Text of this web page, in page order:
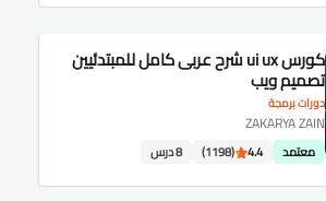
دورات برمجة
كورس ui ux شرح عربى كامل للمبتدئيين
تصميم ويب
ZAKARYA ZAIN
معتمد 4.4
(1198) 8 درس